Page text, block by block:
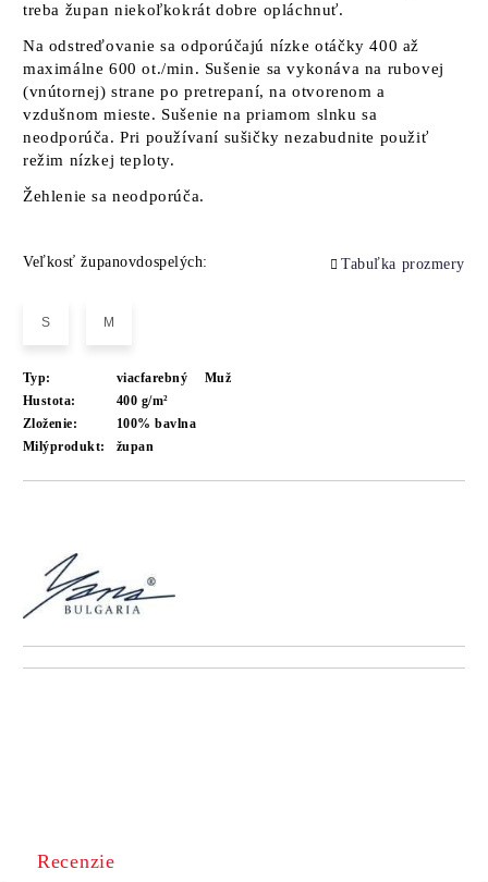
treba župan niekoľkokrát dobre opláchnuť.
Na odstreďovanie sa odporúčajú nízke otáčky 400 až
maximálne 600 ot./min. Sušenie sa vykonáva na rubovej
(vnútornej) strane po pretrepaní, na otvorenom a
vzdušnom mieste. Sušenie na priamom slnku sa
neodporúča. Pri používaní sušičky nezabudnite použiť
režim nízkej teploty.
Žehlenie sa neodporúča.
Veľkosť županovdospelých: Tabuľka prozmery
S M
Typ: viacfarebný
Muž
Hustota:
400 g/m²
Zloženie:
100% bavlna
Milýprodukt:
župan
Recenzie